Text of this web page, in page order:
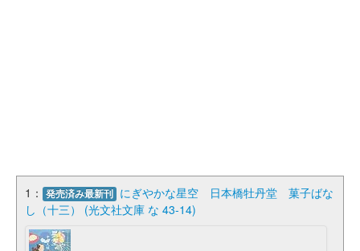
1： 発売済み最新刊 にぎやかな星空 日本橋牡丹堂 菓子ばな
し（十三） (光文社文庫 な 43-14)